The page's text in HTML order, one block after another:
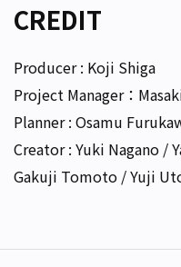
CREDIT
Producer : Koji Shiga
Project Manager：
Planner : Osamu
Creator : Yuki Nagano /
Gakuji Tomoto / Yuji